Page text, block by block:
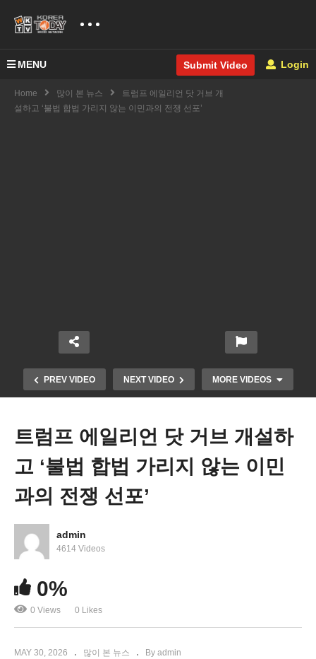
MENU Submit Video Login
Home 많이 본 뉴스
트럼프 에일리언 닷 거브 개
설하고 ‘불법 합법 가리지 않는 이민과의 전쟁 선포’
PREV VIDEO NEXT VIDEO MORE VIDEOS
052426 WKTV 워싱턴 뉴스투데이(트럼프 이민)
트럼프 에일리언 닷 거브 개설하
고 ‘불법 합법 가리지 않는 이민
과의 전쟁 선포’
admin
4614 Videos
0%
0 Views 0 Likes
MAY 30, 2026 많이 본 뉴스 By admin